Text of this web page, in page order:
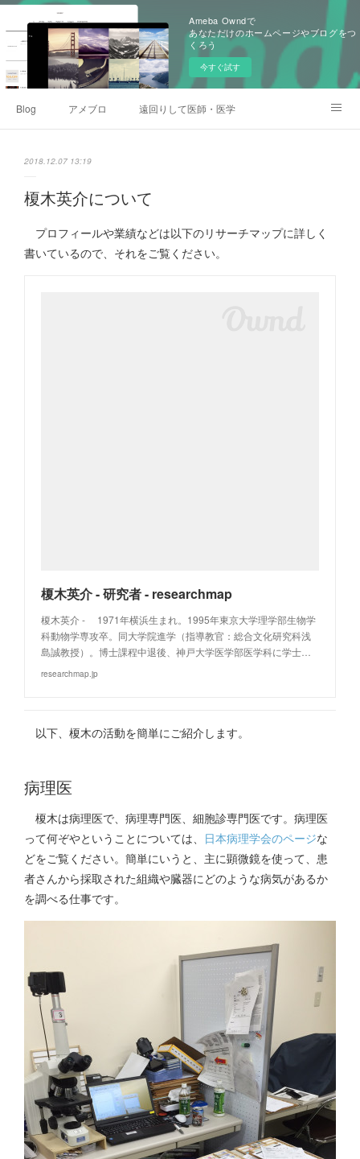
Ameba Owndで
あなただけのホームページやブログをつ
くろう
今すぐ試す
Blog アメブロ 遠回りして医師・医学生になった人のコミュニテ
2018.12.07 13:19
榎木英介について
プロフィールや業績などは以下のリサーチマップに詳しく
書いているので、それをご覧ください。
榎木英介 - 研究者 - researchmap
榎木英介 - 1971年横浜生まれ。1995年東京大学理学部生物学
科動物学専攻卒。同大学院進学（指導教官：総合文化研究科浅
島誠教授）。博士課程中退後、神戸大学医学部医学科に学士…
researchmap.jp
以下、榎木の活動を簡単にご紹介します。
病理医
榎木は病理医で、病理専門医、細胞診専門医です。病理医
って何ぞやということについては、 日本病理学会のページな
どをご覧ください。簡単にいうと、主に顕微鏡を使って、患
者さんから採取された組織や臓器にどのような病気があるか
を調べる仕事です。